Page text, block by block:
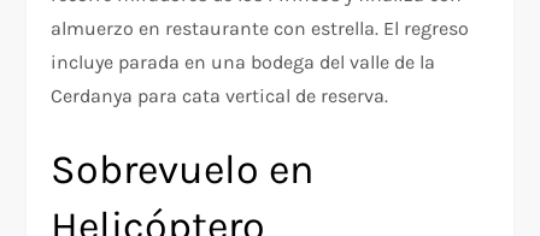
almuerzo en restaurante con estrella. El regreso
incluye parada en una bodega del valle de la
Cerdanya para cata vertical de reserva.
Sobrevuelo en